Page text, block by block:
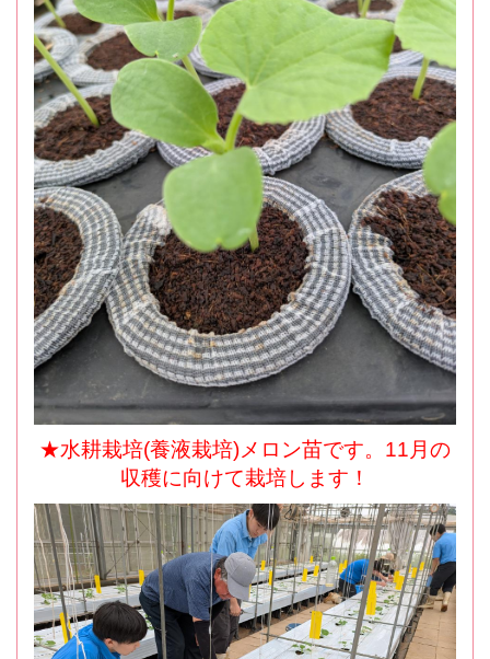
★水耕栽培(養液栽培)メロン苗です。11月の
収穫に向けて栽培します！